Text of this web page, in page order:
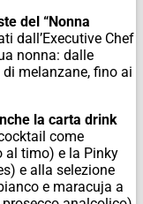
del “Nonna
dall’Executive Chef
nonna: dalle
melanzane, fino ai
la carta drink
come
al timo) e la Pinky
e alla selezione
e maracuja a